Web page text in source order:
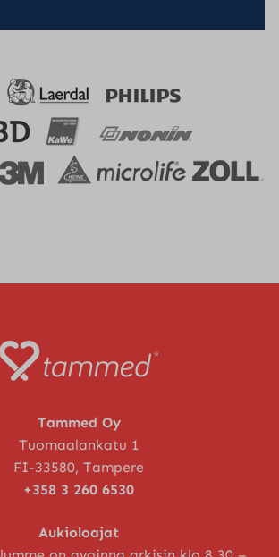
Tammed Oy
Tuomaalankatu 1
FI-33580, Tampere
+358 3 260 6530
Aukioloajat